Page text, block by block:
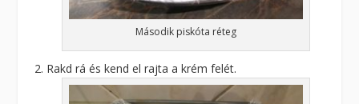
Második piskóta réteg
Rakd rá és kend el rajta a krém felét.